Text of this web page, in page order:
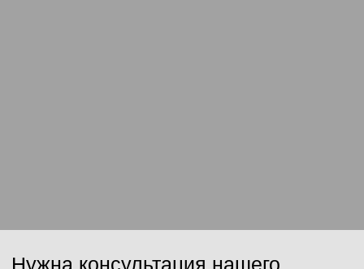
Нажимая на кнопку, Вы даёте согласие на обработку персональных